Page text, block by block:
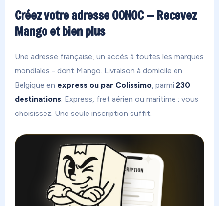
Créez votre adresse OONOC — Recevez
Mango et bien plus
Une adresse française, un accès à toutes les marques
mondiales - dont Mango. Livraison à domicile en
Belgique en express ou par Colissimo, parmi 230
destinations. Express, fret aérien ou maritime : vous
choisissez. Une seule inscription suffit.
INSCRIPTION